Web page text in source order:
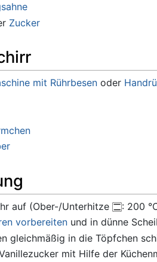
Zucker
mit Rührbesenoder
auf (Ober-/Unterhitze : 200
vorbereitenund in dünne
gleichmäßig in die Töpfchen
mit Hilfe der